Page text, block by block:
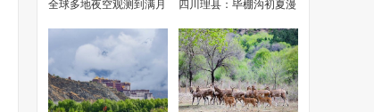
全球多地夜空观测到满月
美景
四川理县：毕棚沟初夏漫
山渐绿